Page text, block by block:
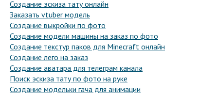
Создание эскиза тату онлайн
Заказать vtuber модель
Создание выкройки по фото
Создание модели машины на заказ по фото
Создание текстур паков для Minecraft онлайн
Создание лего на заказ
Создание аватара для телеграм канала
Поиск эскиза тату по фото на руке
Создание модельки гача для анимации